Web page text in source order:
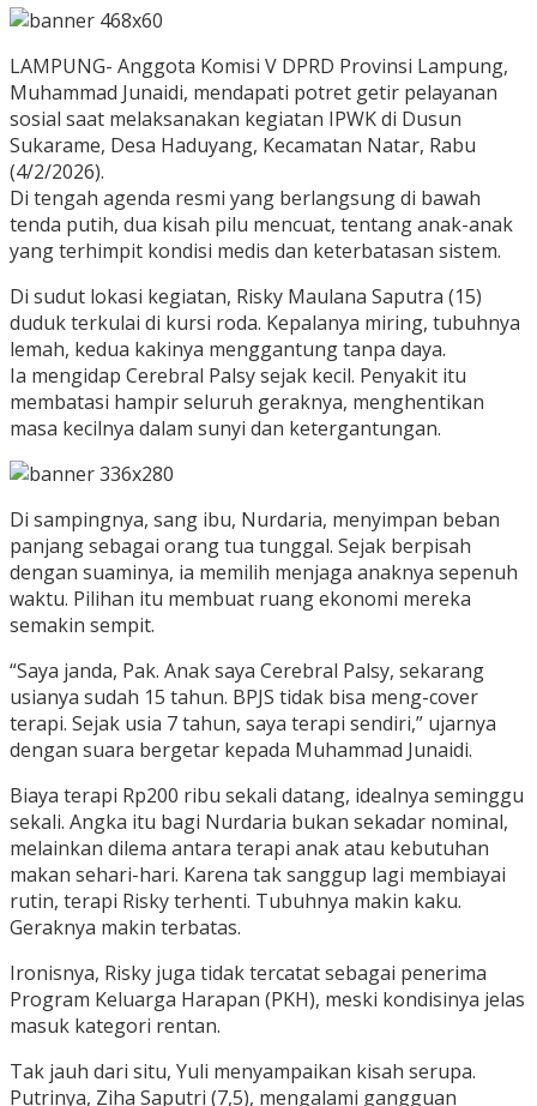
LAMPUNG- Anggota Komisi V DPRD Provinsi Lampung,
Muhammad Junaidi, mendapati potret getir pelayanan
sosial saat melaksanakan kegiatan IPWK di Dusun
Sukarame, Desa Haduyang, Kecamatan Natar, Rabu
(4/2/2026).
Di tengah agenda resmi yang berlangsung di bawah
tenda putih, dua kisah pilu mencuat, tentang anak-anak
yang terhimpit kondisi medis dan keterbatasan sistem.
Di sudut lokasi kegiatan, Risky Maulana Saputra (15)
duduk terkulai di kursi roda. Kepalanya miring, tubuhnya
lemah, kedua kakinya menggantung tanpa daya.
Ia mengidap Cerebral Palsy sejak kecil. Penyakit itu
membatasi hampir seluruh geraknya, menghentikan
masa kecilnya dalam sunyi dan ketergantungan.
Di sampingnya, sang ibu, Nurdaria, menyimpan beban
panjang sebagai orang tua tunggal. Sejak berpisah
dengan suaminya, ia memilih menjaga anaknya sepenuh
waktu. Pilihan itu membuat ruang ekonomi mereka
semakin sempit.
“Saya janda, Pak. Anak saya Cerebral Palsy, sekarang
usianya sudah 15 tahun. BPJS tidak bisa meng-cover
terapi. Sejak usia 7 tahun, saya terapi sendiri,” ujarnya
dengan suara bergetar kepada Muhammad Junaidi.
Biaya terapi Rp200 ribu sekali datang, idealnya seminggu
sekali. Angka itu bagi Nurdaria bukan sekadar nominal,
melainkan dilema antara terapi anak atau kebutuhan
makan sehari-hari. Karena tak sanggup lagi membiayai
rutin, terapi Risky terhenti. Tubuhnya makin kaku.
Geraknya makin terbatas.
Ironisnya, Risky juga tidak tercatat sebagai penerima
Program Keluarga Harapan (PKH), meski kondisinya jelas
masuk kategori rentan.
Tak jauh dari situ, Yuli menyampaikan kisah serupa.
Putrinya, Ziha Saputri (7,5), mengalami gangguan